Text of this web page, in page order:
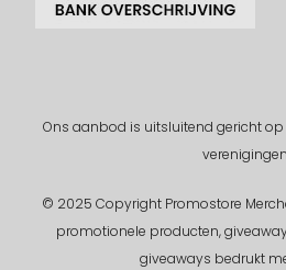
Ons aanbod is uitsluitend gericht
© 2025 Copyright Promostore
promotionele producten,
giveaways bedrukt